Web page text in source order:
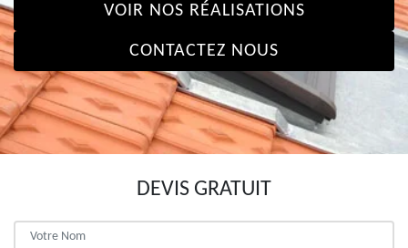
VOIR NOS RÉALISATIONS
CONTACTEZ NOUS
DEVIS GRATUIT